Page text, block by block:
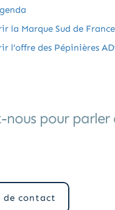
la Marque Sud de France
l’offre des Pépinières
pour parler
de contact